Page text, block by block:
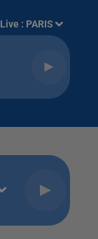
Live : PARIS